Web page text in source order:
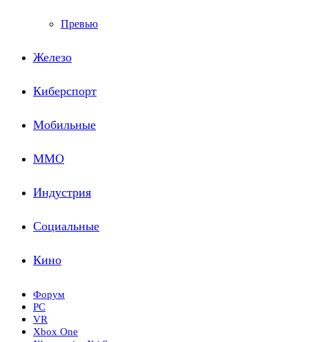
Превью
Железо
Киберспорт
Мобильные
ММО
Индустрия
Социальные
Кино
Форум
PC
VR
Xbox One